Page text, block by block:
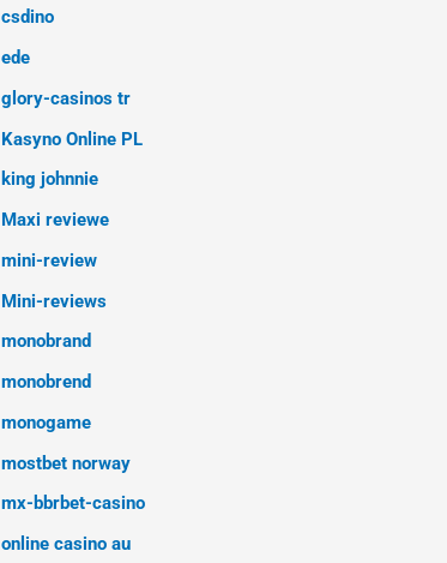
csdino
ede
glory-casinos tr
Kasyno Online PL
king johnnie
Maxi reviewe
mini-review
Mini-reviews
monobrand
monobrend
monogame
mostbet norway
mx-bbrbet-casino
online casino au